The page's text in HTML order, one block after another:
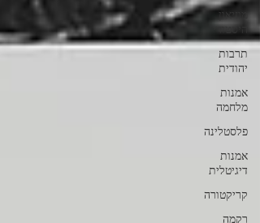
מוזיאון
היסטורי
תרבות
יהודית
אמנות
מלחמה
פלסטלינה
אמנות
דיגיטלית
קריקטורה
רקמה